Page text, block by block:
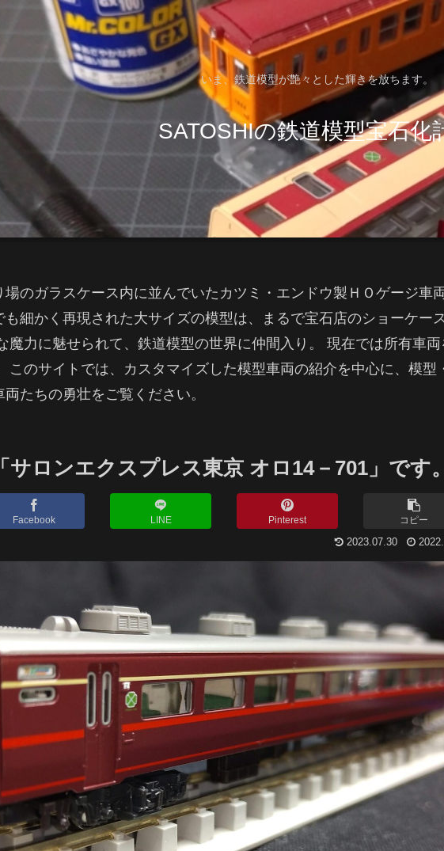
いま、鉄道模型が艶々とした輝きを放ちます。
SATOSHIの鉄道模型宝石化
のガラスケース内に並んでいたカツミ・エンドウ製ＨＯゲージ
細かく再現された大サイズの模型は、まるで宝石店のショーケ
魔力に魅せられて、鉄道模型の世界に仲間入り。 現在では所有車
このサイトでは、カスタマイズした模型車両の紹介を中心に、模
たちの勇壮をご覧ください。
サロンエクスプレス東京 オロ14－701」です。
Facebook LINE Pinterest コピー
2023.07.30